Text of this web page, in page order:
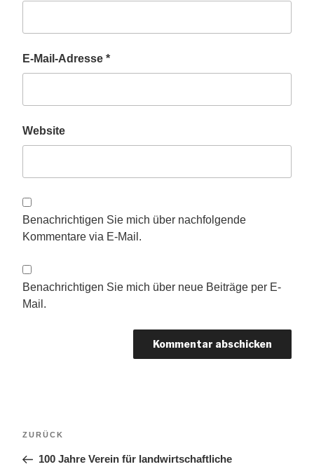
E-Mail-Adresse *
Website
Benachrichtigen Sie mich über nachfolgende
Kommentare via E-Mail.
Benachrichtigen Sie mich über neue Beiträge per E-
Mail.
Vorheriger
ZURÜCK
100 Jahre Verein für landwirtschaftliche